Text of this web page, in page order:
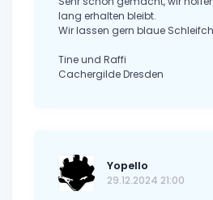
lang erhalten bleibt.
Wir lassen gern blaue
Tine und Raffi
Cachergilde Dresden
Yopello
29.12.2024 21:00